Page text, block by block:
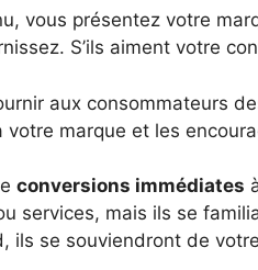
vous présentez votre
S’ils aiment votre
aux consommateurs
marque et les
conversions immédiates
services, mais ils se
ils se souviendront de